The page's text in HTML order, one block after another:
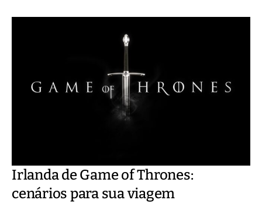
Irlanda de Game of Thrones:
cenários para sua viagem